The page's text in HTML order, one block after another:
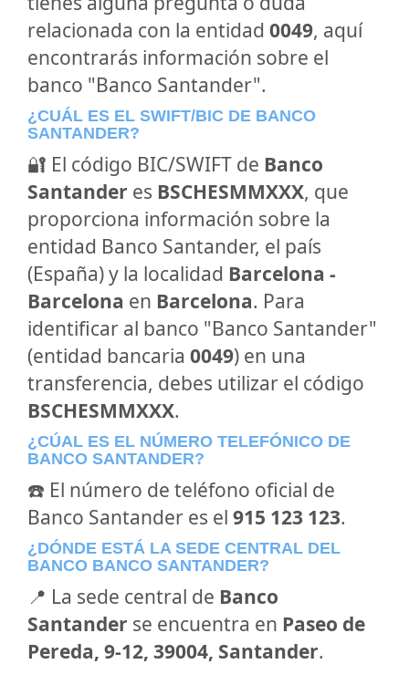
relacionada con la entidad 0049, aquí
encontrarás información sobre el
banco "Banco Santander".
¿CUÁL ES EL SWIFT/BIC DE BANCO
SANTANDER?
🔐 El código BIC/SWIFT de Banco
Santander es BSCHESMMXXX, que
proporciona información sobre la
entidad Banco Santander, el país
(España) y la localidad Barcelona -
Barcelona en Barcelona. Para
identificar al banco "Banco Santander"
(entidad bancaria 0049) en una
transferencia, debes utilizar el código
BSCHESMMXXX.
¿CÚAL ES EL NÚMERO TELEFÓNICO DE
BANCO SANTANDER?
☎️ El número de teléfono oficial de
Banco Santander es el 915 123 123.
¿DÓNDE ESTÁ LA SEDE CENTRAL DEL
BANCO BANCO SANTANDER?
📍 La sede central de Banco
Santander se encuentra en Paseo de
Pereda, 9-12, 39004, Santander.